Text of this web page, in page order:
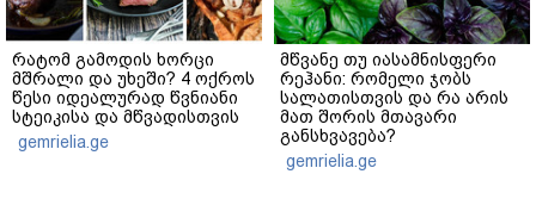
რატომ გამოდის ხორცი
მშრალი და უხეში? 4 ოქროს
წესი იდეალურად წვნიანი
სტეიკისა და მწვადისთვის
gemrielia.ge
მწვანე თუ იასამნისფერი
რეჰანი: რომელი ჯობს
სალათისთვის და რა არის
მათ შორის მთავარი
განსხვავება?
gemrielia.ge